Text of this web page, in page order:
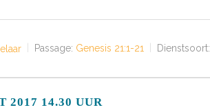
Passage: Genesis 21:1-21 Dienstsoort:
2017 14.30 UUR